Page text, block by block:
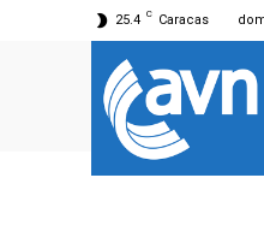
25.4 C Caracas